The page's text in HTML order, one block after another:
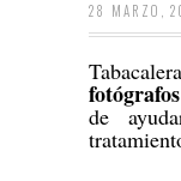
28 MARZO,
de